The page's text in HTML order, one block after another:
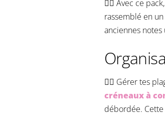
🏋️‍♀️ Avec ce
rassemblé en
anciennes
🤸‍♀️ Gérer tes
créneaux à
débordée.